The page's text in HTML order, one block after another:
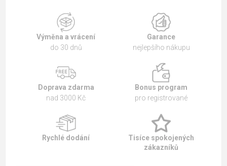
Výměna a vrácení
do 30 dnů
Garance
nejlepšího nákupu
Doprava zdarma
nad 3000 Kč
Bonus program
pro registrované
Rychlé dodání
Tisíce spokojených
zákazníků